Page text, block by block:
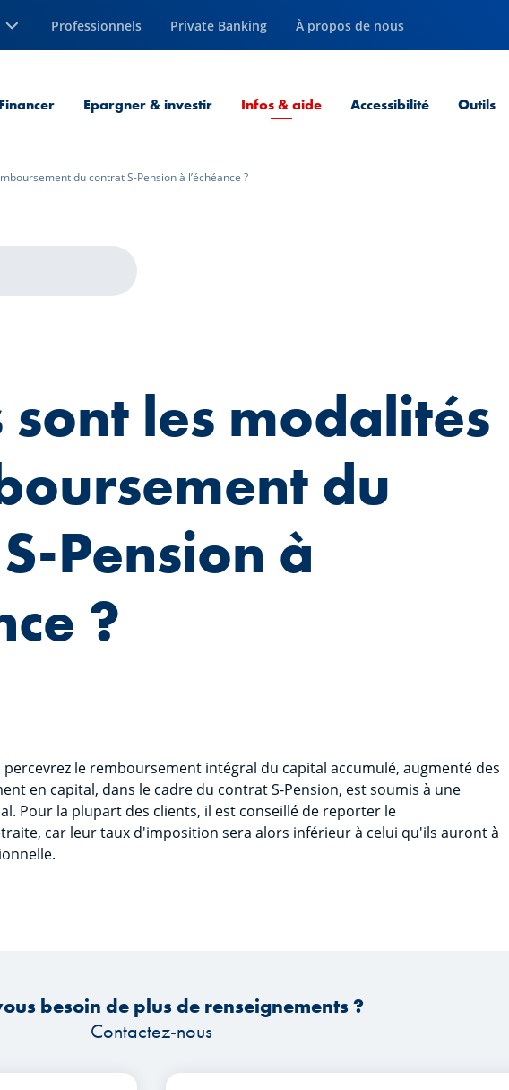
Professionnels Private Banking À propos de nous
Financer Epargner & investir Infos & aidePage courante
Accessibilité Outils
du contrat S-Pension à l’échéance ?
sont les modalités
du
Pension à
?
percevrez le remboursement intégral du capital accumulé, augmenté des
en capital, dans le cadre du contrat S-Pension, est soumis à une
Pour la plupart des clients, il est conseillé de reporter le
car leur taux d'imposition sera alors inférieur à celui qu'ils auront à
besoin de plus de renseignements ?
Contactez-nous